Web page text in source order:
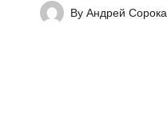
PostedBy Андрей Сорока